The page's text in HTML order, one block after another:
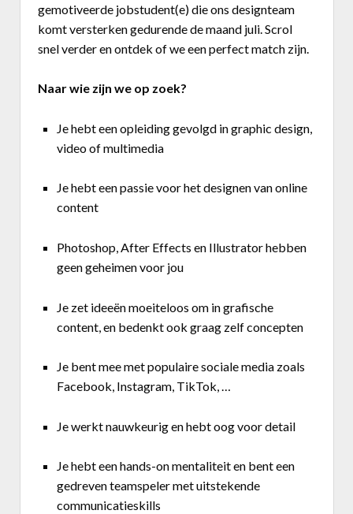
gemotiveerde jobstudent(e) die ons designteam
komt versterken gedurende de maand juli. Scrol
snel verder en ontdek of we een perfect match zijn.
Naar wie zijn we op zoek?
Je hebt een opleiding gevolgd in graphic design,
video of multimedia
Je hebt een passie voor het designen van online
content
Photoshop, After Effects en Illustrator hebben
geen geheimen voor jou
Je zet ideeën moeiteloos om in grafische
content, en bedenkt ook graag zelf concepten
Je bent mee met populaire sociale media zoals
Facebook, Instagram, TikTok, …
Je werkt nauwkeurig en hebt oog voor detail
Je hebt een hands-on mentaliteit en bent een
gedreven teamspeler met uitstekende
communicatieskills
Tools Corner
Business Center
Ask The Expert
Over FeWeb
Lid worden Account
Zoeken